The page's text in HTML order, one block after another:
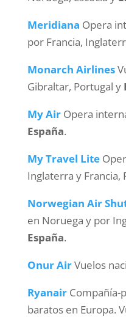
Meridiana Opera
por Francia,
Monarch Airlines
Gibraltar, Portugal y
My AirOpera
España.
My Travel Lite
Inglaterra y Francia,
Norwegian Air
en Noruega y por
España.
Onur AirVuelos
RyanairCompañía-
baratos en Europa.